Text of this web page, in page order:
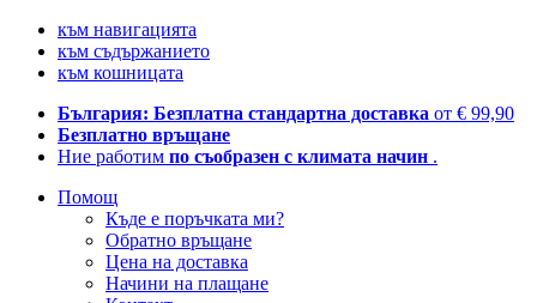
към навигацията
към съдържанието
към кошницата
България: Безплатна стандартна доставка от € 99,90
Безплатно връщане
Ние работим по съобразен с климата начин .
Помощ
Къде е поръчката ми?
Обратно връщане
Цена на доставка
Начини на плащане